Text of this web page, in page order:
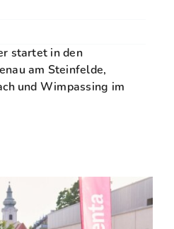
startet in den
am Steinfelde,
und Wimpassing im